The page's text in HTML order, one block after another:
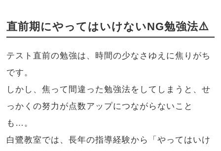
直前期にやってはいけないNG勉強法⚠️
テスト直前の勉強は、時間の少なさゆえに焦りがち
です。
しかし、焦って間違った勉強法をしてしまうと、せ
っかくの努力が点数アップにつながらないこと
も…。
白鷺教室では、長年の指導経験から「やってはいけ